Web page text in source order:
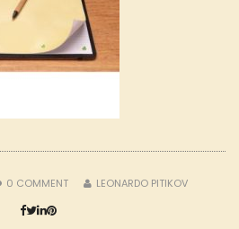
0 COMMENT LEONARDO PITIKOV